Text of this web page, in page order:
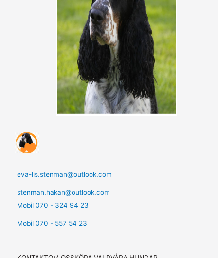
eva-lis.stenman@outlook.com
stenman.hakan@outlook.com
Mobil 070 - 324 94 23
Mobil 070 - 557 54 23